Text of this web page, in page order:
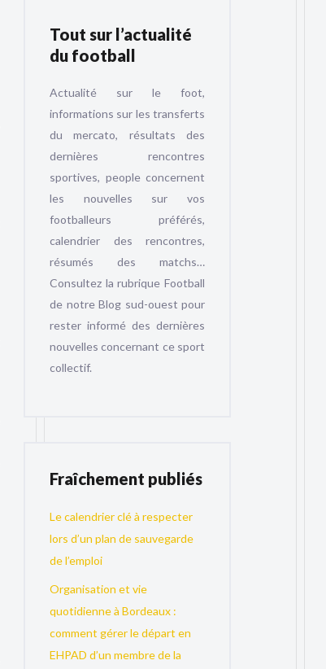
Tout sur l’actualité
du football
Actualité sur le foot,
informations sur les transferts
du mercato, résultats des
dernières rencontres
sportives, people concernent
les nouvelles sur vos
footballeurs préférés,
calendrier des rencontres,
résumés des matchs…
Consultez la rubrique Football
de notre Blog sud-ouest pour
rester informé des dernières
nouvelles concernant ce sport
collectif.
Fraîchement publiés
Le calendrier clé à respecter
lors d’un plan de sauvegarde
de l’emploi
Organisation et vie
quotidienne à Bordeaux :
comment gérer le départ en
EHPAD d’un membre de la